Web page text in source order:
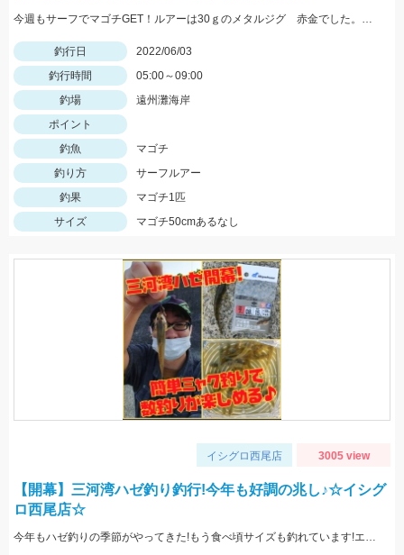
今週もサーフでマゴチGET！ルアーは30ｇのメタルジグ 赤金でした。釣果情報もかなり増えてます！
釣行日
2022/06/03
釣行時間
05:00～09:00
釣場
遠州灘海岸
ポイント
釣魚
マゴチ
釣り方
サーフルアー
釣果
マゴチ1匹
サイズ
マゴチ50cmあるなし
イシグロ西尾店 3005 view
【開幕】三河湾ハゼ釣り釣行!今年も好調の兆し♪☆イシグ
ロ西尾店☆
今年もハゼ釣りの季節がやってきた!もう食べ頃サイズも釣れています!エサは石ゴカイでミャク釣りが吉!